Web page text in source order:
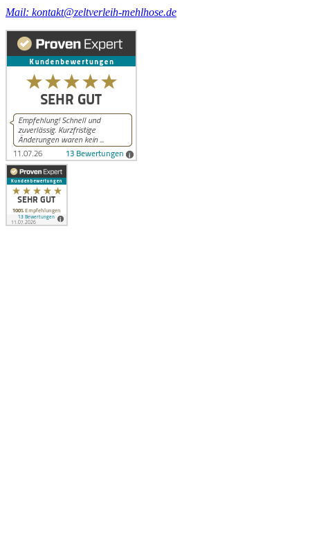
Mail: kontakt@zeltverleih-mehlhose.de